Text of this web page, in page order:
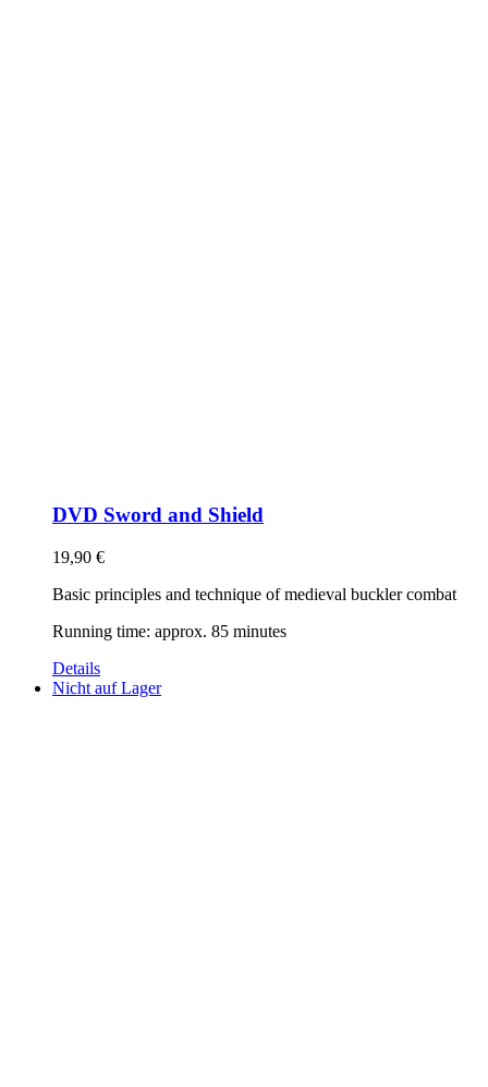
DVD Sword and Shield
19,90 €
Basic principles and technique of medieval buckler combat
Running time: approx. 85 minutes
Details
Nicht auf Lager